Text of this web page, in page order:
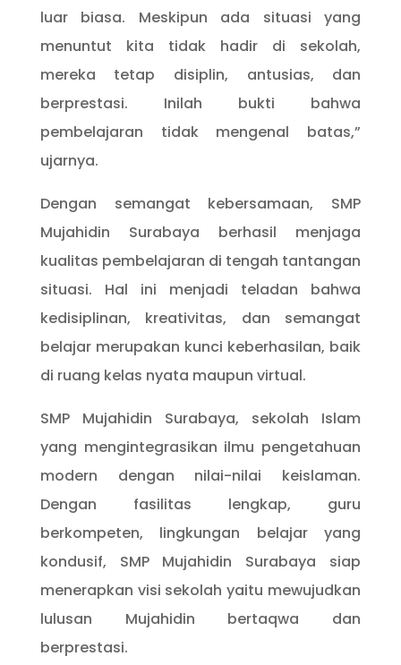
luar biasa. Meskipun ada situasi yang
menuntut kita tidak hadir di sekolah,
mereka tetap disiplin, antusias, dan
berprestasi. Inilah bukti bahwa
pembelajaran tidak mengenal batas,”
ujarnya.
Dengan semangat kebersamaan, SMP
Mujahidin Surabaya berhasil menjaga
kualitas pembelajaran di tengah tantangan
situasi. Hal ini menjadi teladan bahwa
kedisiplinan, kreativitas, dan semangat
belajar merupakan kunci keberhasilan, baik
di ruang kelas nyata maupun virtual.
SMP Mujahidin Surabaya, sekolah Islam
yang mengintegrasikan ilmu pengetahuan
modern dengan nilai-nilai keislaman.
Dengan fasilitas lengkap, guru
berkompeten, lingkungan belajar yang
kondusif, SMP Mujahidin Surabaya siap
menerapkan visi sekolah yaitu mewujudkan
lulusan Mujahidin bertaqwa dan
berprestasi.